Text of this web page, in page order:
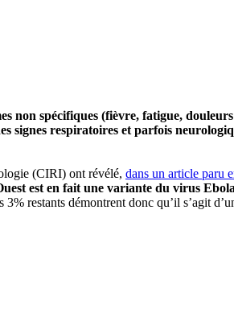
non spécifiques (fièvre, fatigue,
signes respiratoires et parfois
(CIRI) ont révélé, dans un article paru
est en fait une variante du virus
restants démontrent donc qu’il s’agit